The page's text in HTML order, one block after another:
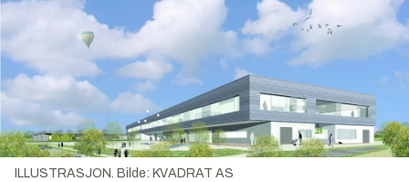
ILLUSTRASJON. Bilde: KVADRAT AS